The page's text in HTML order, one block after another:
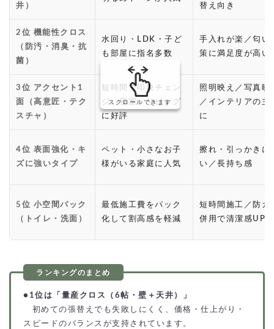
井）
替え向き
2位 機能性クロス
（防汚・消臭・抗
菌）
水回り・LDK・子ど
も部屋に指名多数
手入れが楽／匂い
策に満足度が高い
3位 アクセント1
面（高意匠・テク
スチャ）
短時間で印象チェン
ジ。寝室・リビング
に好評
照明映え／写真映
／インテリアの主
に
4位 表面強化・キ
ズに強いタイプ
ペット・小さなお子
様がいる家庭に人気
擦れ・引っかきに
い／長持ち感
5位 小空間パック
（トイレ・洗面）
最低施工費をパック
化して割高感を軽減
短時間施工／防カ
併用で清潔感UP
スクロールできます
● 1位は「量産クロス（6帖・壁＋天井）」
初めての張替えでも失敗しにくく、価格・仕上がり・
スピードのバランスが支持されています。